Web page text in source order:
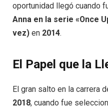
oportunidad llegó cuando
Anna en la serie «Once
vez) en 2014.
El Papel que la
El gran salto en la carrera
2018, cuando fue